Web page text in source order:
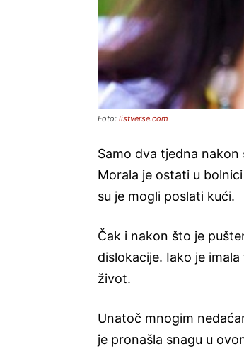
Foto: listverse.com
Samo dva tjedna
Morala je ostati u
su je mogli poslati kući.
Čak i nakon što je
dislokacije. Iako je
život.
Unatoč mnogim
je pronašla snagu u